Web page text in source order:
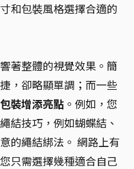
和包裝風格選擇合適的
著整體的視覺效果。簡
，卻略顯單調；而一些
裝增添亮點 。例如，您
結技巧，例如蝴蝶結、
的繩結綁法。 網路上有
只需選擇幾種適合自己